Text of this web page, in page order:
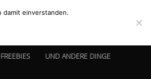
FREEBIES UND ANDERE DINGE
damit einverstanden.